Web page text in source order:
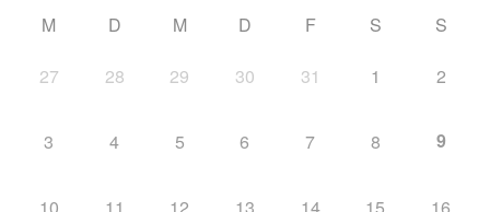
M D M D F S S
27 28 29 30 31 1 2
3 4 5 6 7 8 9
10 11 12 13 14 15 16